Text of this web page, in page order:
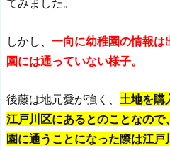
てみました。
しかし、 一向に幼稚園の情報は
園には通っていない様子。
後藤は地元愛が強く、 土地を購
江戸川区にあるとのことなの
園に通うことになった際は江